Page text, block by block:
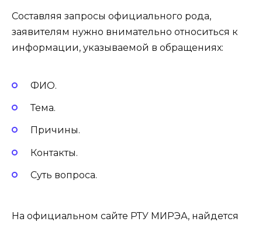
Составляя запросы официального рода,
заявителям нужно внимательно относиться к
информации, указываемой в обращениях:
ФИО.
Тема.
Причины.
Контакты.
Суть вопроса.
На официальном сайте РТУ МИРЭА, найдется